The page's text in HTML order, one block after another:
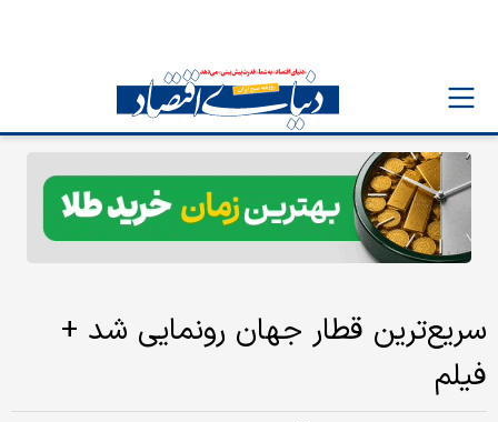
سریع‌ترین قطار جهان رونمایی شد +
فیلم